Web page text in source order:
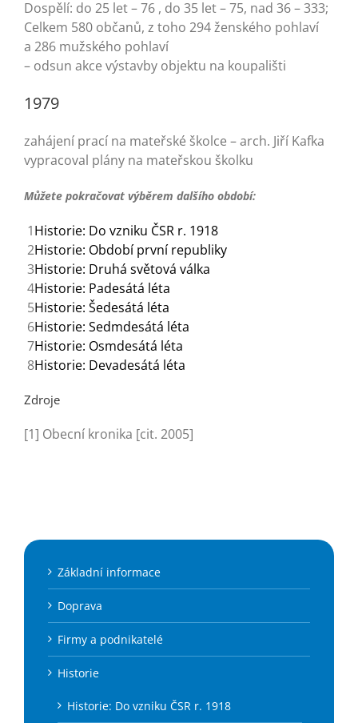
Dospělí: do 25 let – 76 , do 35 let – 75, nad 36 – 333;
Celkem 580 občanů, z toho 294 ženského pohlaví
a 286 mužského pohlaví
– odsun akce výstavby objektu na koupališti
1979
zahájení prací na mateřské školce – arch. Jiří Kafka
vypracoval plány na mateřskou školku
Můžete pokračovat výběrem dalšího období:
1Historie: Do vzniku ČSR r. 1918
2Historie: Období první republiky
3Historie: Druhá světová válka
4Historie: Padesátá léta
5Historie: Šedesátá léta
6Historie: Sedmdesátá léta
7Historie: Osmdesátá léta
8Historie: Devadesátá léta
Zdroje
[1] Obecní kronika [cit. 2005]
Základní informace
Doprava
Firmy a podnikatelé
Historie
Historie: Do vzniku ČSR r. 1918